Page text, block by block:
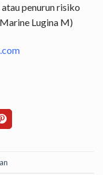
penurun risiko
Lugina M)